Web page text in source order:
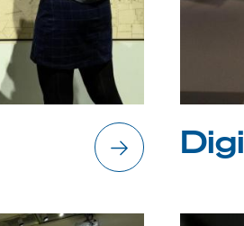
Onderwijs
Steun ons
Zoeken
Tickets